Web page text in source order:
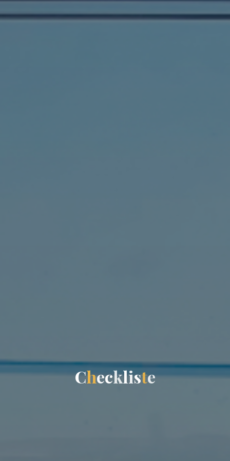
Checkliste